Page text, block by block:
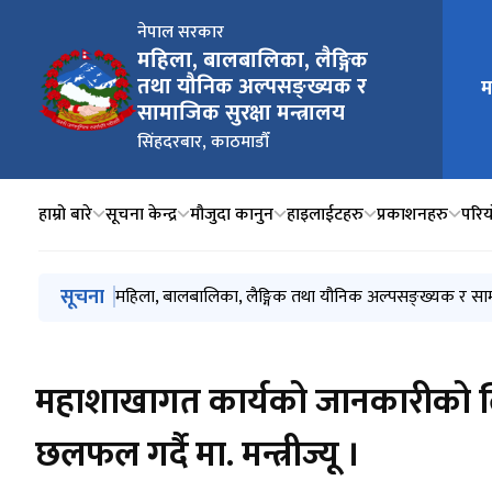
नेपाल सरकार
महिला, बालबालिका, लैङ्गिक
तथा यौनिक अल्पसङ्ख्यक र
सामाजिक सुरक्षा मन्त्रालय
सिंहदरबार, काठमाडौँ
मुख्य
हाम्रो बारे सूचना केन्द्र मौजुदा कानुन हाइलाईटहरु प्रकाशनहरु
मुख्य नेभिगेसनमा जानुहोस्
सूचना राष्ट्रिय दलित आयोगबाट सिफारिस भएको दलित
महिला, बालबालिका, लैङ्गिक तथा यौनिक अल्पसङ्ख्यक र
हवाई उद्धार गरिएको गर्भवती तथा सुत्केरी महिलाहरुको
सामाजिक सुरक्षा भत्ता प्राप्त गर्न योग्य लाभग्राहीको
तथ्यांकमा ज्येष्ठ नागरिक, २०८३
महाशाखागत कार्यको
छलफल गर्दै मा. मन्त्रीज्यू ।